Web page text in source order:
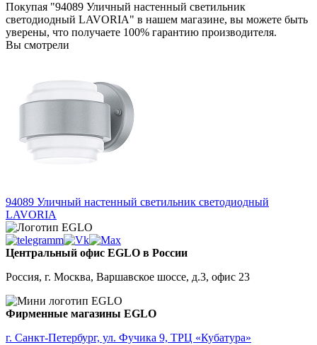
Покупая "94089 Уличный настенный светильник
светодиодный LAVORIA" в нашем магазине, вы можете быть
уверены, что получаете 100% гарантию производителя.
Вы смотрели
94089 Уличный настенный светильник светодиодный
LAVORIA
Центральный офис EGLO в России
Россия, г. Москва, Варшавское шоссе, д.3, офис 23
Фирменные магазины EGLO
г. Санкт-Петербург, ул. Фучика 9, ТРЦ «Кубатура»